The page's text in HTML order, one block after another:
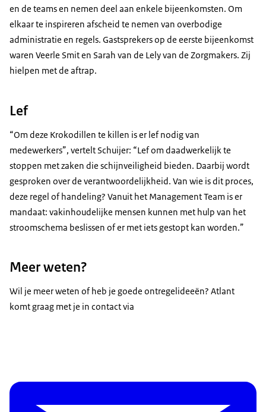
en de teams en nemen deel aan enkele bijeenkomsten. Om
elkaar te inspireren afscheid te nemen van overbodige
administratie en regels. Gastsprekers op de eerste bijeenkomst
waren Veerle Smit en Sarah van de Lely van de Zorgmakers. Zij
hielpen met de aftrap.
Lef
Om deze Krokodillen te killen is er lef nodig van
medewerkers , vertelt Schuijer:
Lef om daadwerkelijk te
stoppen met zaken die schijnveiligheid bieden. Daarbij wordt
gesproken over de verantwoordelijkheid. Van wie is dit proces,
deze regel of handeling? Vanuit het Management Team is er
mandaat: vakinhoudelijke mensen kunnen met hulp van het
stroomschema beslissen of er met iets gestopt kan worden.
Meer weten?
Wil je meer weten of heb je goede ontregelideeën? Atlant
komt graag met je in contact via